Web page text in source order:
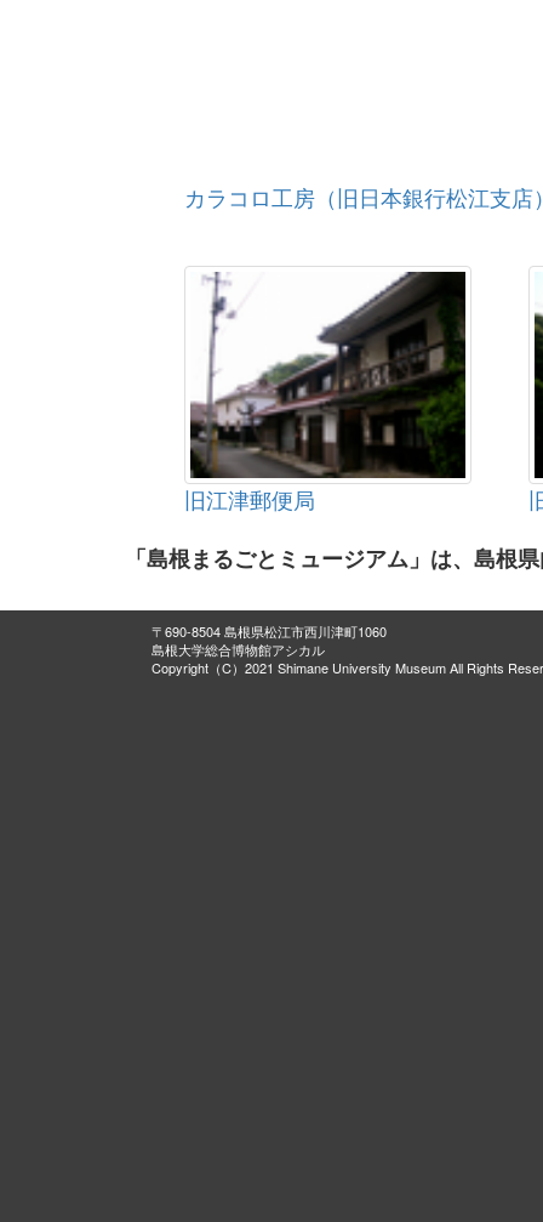
カラコロ工房（旧日本銀行松江支店
旧江津郵便局
「島根まるごとミュージアム」は、島根
〒690-8504 島根県松江市西川津町1060
島根大学総合博物館アシカル
Copyright（C）2021 Shimane University Museum All Rights